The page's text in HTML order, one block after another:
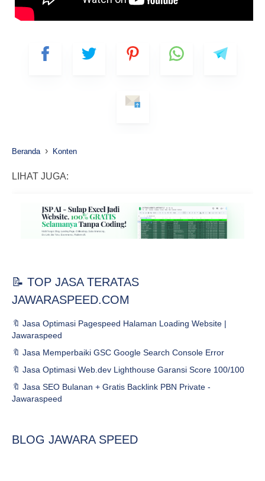
Beranda › Konten
LIHAT JUGA:
📝 TOP JASA TERATAS
JAWARASPEED.COM
🔖 Jasa Optimasi Pagespeed Halaman Loading Website |
Jawaraspeed
🔖 Jasa Memperbaiki GSC Google Search Console Error
🔖 Jasa Optimasi Web.dev Lighthouse Garansi Score 100/100
🔖 Jasa SEO Bulanan + Gratis Backlink PBN Private -
Jawaraspeed
BLOG JAWARA SPEED